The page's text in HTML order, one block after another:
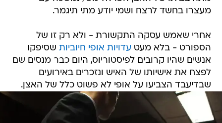
מעצרו בחשד לרצח ושמי יודע מתי תיגמר.
אחרי שאמש עסקה התקשורת - ולא רק זו של
הספורט - בלא מעט עדויות אופי חיוביות שסיפקו
אנשים שהיו קרובים לפיסטוריוס, היום כבר מנסים שם
לפצח את אישיותו של האיש ונזכרים באירועים
שבדיעבד הצביעו על אופי לא פשוט כלל של האצן.